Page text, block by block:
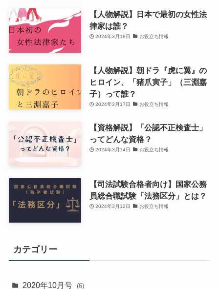
【人物解説】日本で最初の女性法
律家は誰？
2024年3月18日 お役立ち情報
【人物解説】朝ドラ『虎に翼』の
ヒロイン、「猪爪寅子」（三淵嘉
子）って誰？
2024年3月17日 お役立ち情報
【資格解説】「公認不正検査士」
ってどんな資格？
2024年3月14日 お役立ち情報
【司法試験合格者向け】国家公務
員総合職試験「法務区分」とは？
2024年3月12日 お役立ち情報
カテゴリー
2020年10月号 (6)